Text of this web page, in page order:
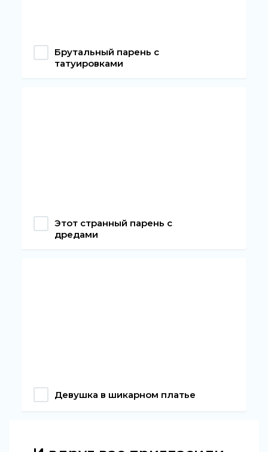
Брутальный парень с
татуировками
Этот странный парень с
дредами
Девушка в шикарном платье